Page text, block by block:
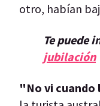
otro, habían
Te puede
jubilación
"No vi